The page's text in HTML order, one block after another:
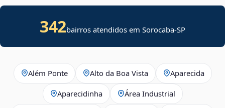
342bairros atendidos em Sorocaba-SP
Além Ponte Alto da Boa Vista Aparecida
Aparecidinha Área Industrial